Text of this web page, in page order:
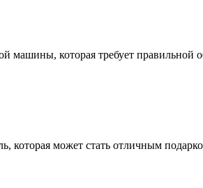
машины, которая требует правильной
которая может стать отличным